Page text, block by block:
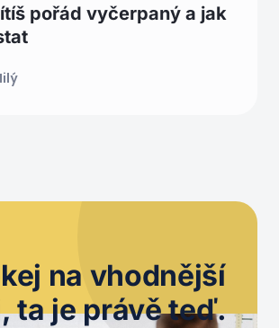
pořád vyčerpaný a jak
na vhodnější
, ta je právě teď.